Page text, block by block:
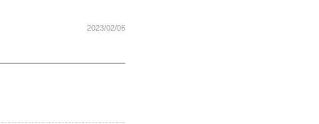
2023/02/06